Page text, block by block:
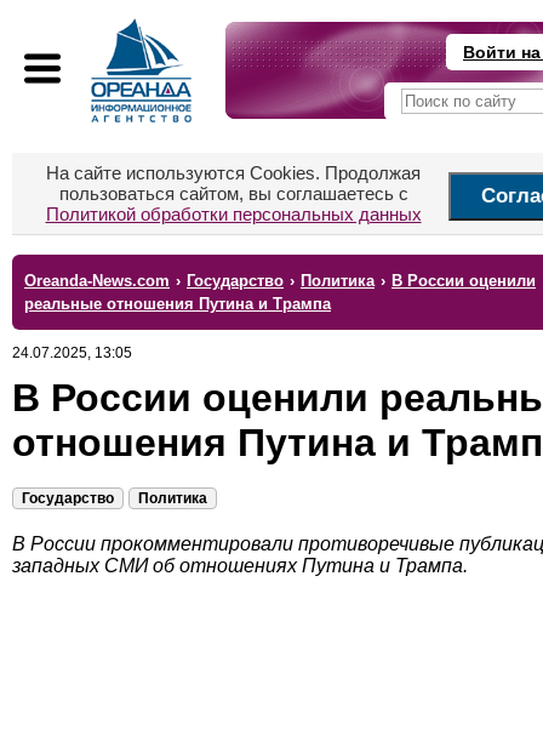
Войти
На сайте используются Cookies. Продолжая
пользоваться сайтом, вы соглашаетесь с
Политикой обработки персональных данных
Oreanda-News.com › Государство › Политика › В России оценили
реальные отношения Путина и Трампа
24.07.2025, 13:05
В России оценили
отношения Путина и
Государство Политика
В России прокомментировали противоречивые
западных СМИ об отношениях Путина и Трампа.